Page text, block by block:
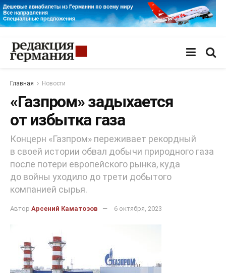
Главная Новости
«Газпром» задыхается
от избытка газа
Концерн «Газпром» переживает рекордный
в своей истории обвал добычи природного газа
после потери европейского рынка, куда
до войны уходило до трети добытого
компанией сырья.
Автор Арсений Каматозов 6 октября, 2023